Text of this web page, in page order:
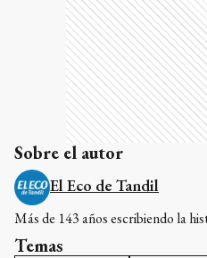
Sobre el autor
El Eco de Tandil
Más de 143 años escribiendo la
Temas